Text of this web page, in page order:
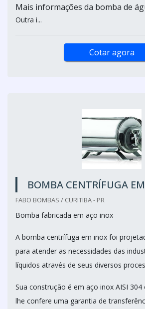
Mais informações da bomba de
Outra i...
Cotar agora
BOMBA CENTRÍFUGA
FABO BOMBAS / CURITIBA - PR
Bomba fabricada em aço inox
A bomba centrífuga em inox foi
para atender as necessidades das
líquidos através de seus diversos
Sua construção é em aço inox AISI 304
lhe confere uma garantia de